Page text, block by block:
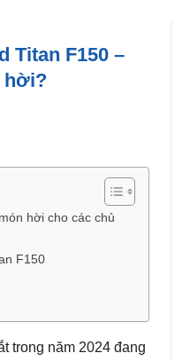
Titan F150 –
hời?
hời cho các chủ
F150
trong năm 2024 đang